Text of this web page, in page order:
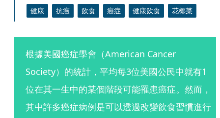
健康 抗癌 飲食 癌症 健康飲食 花椰菜
根據美國癌症學會（American Cancer
Society）的統計，平均每3位美國公民中就有1
位在其一生中的某個階段可能罹患癌症。然而，
其中許多癌症病例是可以透過改變飲食習慣進行